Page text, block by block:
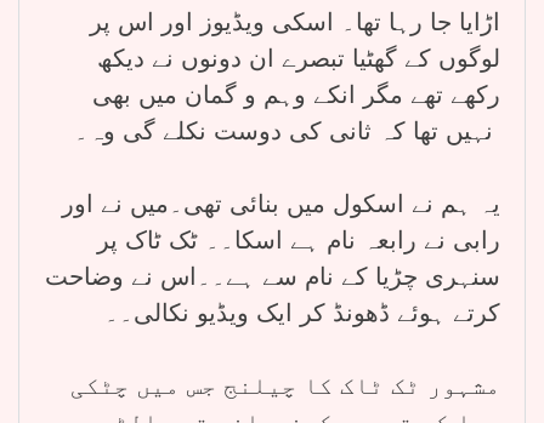
اڑایا جا رہا تھا۔ اسکی ویڈیوز اور اس پر
لوگوں کے گھٹیا تبصرے ان دونوں نے دیکھ
رکھے تھے مگر انکے وہم و گمان میں بھی
یہ ہم نے اسکول میں بنائی تھی۔میں نے اور
رابی نے رابعہ نام ہے اسکا۔۔ ٹک ٹاک پر
سنہری چڑیا کے نام سے ہے۔۔اس نے وضاحت
کرتے ہوئے ڈھونڈ کر ایک ویڈیو نکالی۔۔
مشہور ٹک ٹاک کا چیلنج جس میں چٹکی